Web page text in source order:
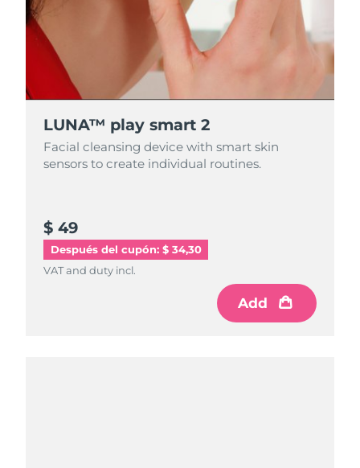
LUNA™ play smart 2
Facial cleansing device with smart skin
sensors to create individual routines.
$ 49
Después del cupón: $ 34,30
VAT and duty incl.
Add